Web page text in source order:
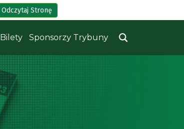
Odczytaj Stronę
Bilety Sponsorzy Trybuny